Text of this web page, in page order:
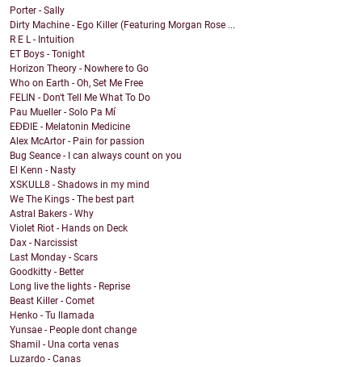
Porter - Sally
Dirty Machine - Ego Killer (Featuring Morgan Rose ...
R E L - Intuition
ET Boys - Tonight
Horizon Theory - Nowhere to Go
Who on Earth - Oh, Set Me Free
FELIN - Don't Tell Me What To Do
Pau Mueller - Solo Pa Mí
EĐĐIE - Melatonin Medicine
Alex McArtor - Pain for passion
Bug Seance - I can always count on you
El Kenn - Nasty
XSKULL8 - Shadows in my mind
We The Kings - The best part
Astral Bakers - Why
Violet Riot - Hands on Deck
Dax - Narcissist
Last Monday - Scars
Goodkitty - Better
Long live the lights - Reprise
Beast Killer - Comet
Henko - Tu llamada
Yunsae - People dont change
Shamil - Una corta venas
Luzardo - Canas